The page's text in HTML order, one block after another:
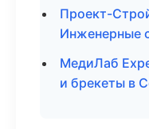
Проект-
Инженерные
МедиЛаб
и брекеты в